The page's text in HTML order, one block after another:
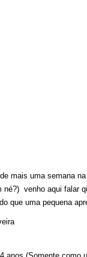
mais uma semana
né?) venho aqui falar
que uma pequena